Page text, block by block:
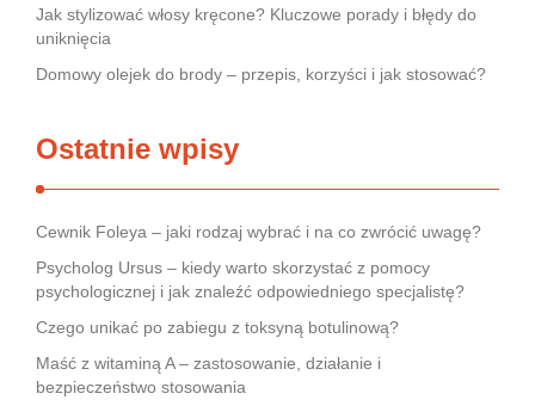
Jak stylizować włosy kręcone? Kluczowe porady i błędy do
uniknięcia
Domowy olejek do brody – przepis, korzyści i jak stosować?
Ostatnie wpisy
Cewnik Foleya – jaki rodzaj wybrać i na co zwrócić uwagę?
Psycholog Ursus – kiedy warto skorzystać z pomocy
psychologicznej i jak znaleźć odpowiedniego specjalistę?
Czego unikać po zabiegu z toksyną botulinową?
Maść z witaminą A – zastosowanie, działanie i
bezpieczeństwo stosowania